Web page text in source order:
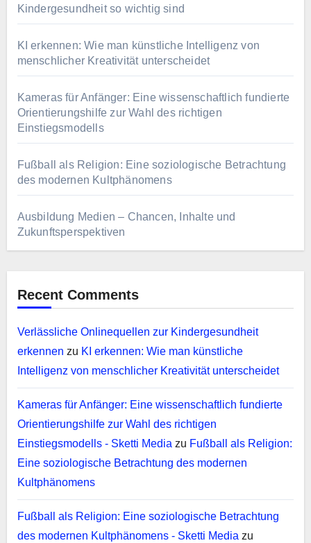
Kindergesundheit so wichtig sind
KI erkennen: Wie man künstliche Intelligenz von
menschlicher Kreativität unterscheidet
Kameras für Anfänger: Eine wissenschaftlich fundierte
Orientierungshilfe zur Wahl des richtigen
Einstiegsmodells
Fußball als Religion: Eine soziologische Betrachtung
des modernen Kultphänomens
Ausbildung Medien – Chancen, Inhalte und
Zukunftsperspektiven
Recent Comments
Verlässliche Onlinequellen zur Kindergesundheit
erkennen zu KI erkennen: Wie man künstliche
Intelligenz von menschlicher Kreativität unterscheidet
Kameras für Anfänger: Eine wissenschaftlich fundierte
Orientierungshilfe zur Wahl des richtigen
Einstiegsmodells - Sketti Media zu Fußball als Religion:
Eine soziologische Betrachtung des modernen
Kultphänomens
Fußball als Religion: Eine soziologische Betrachtung
des modernen Kultphänomens - Sketti Media zu